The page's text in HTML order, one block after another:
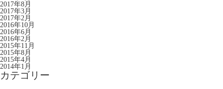
2017年8月
2017年3月
2017年2月
2016年10月
2016年6月
2016年2月
2015年11月
2015年8月
2015年4月
2014年1月
カテゴリー